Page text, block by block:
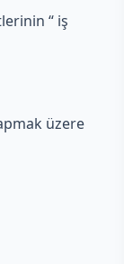
“ iş
üzere